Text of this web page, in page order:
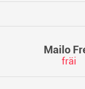
Mailo
fräi